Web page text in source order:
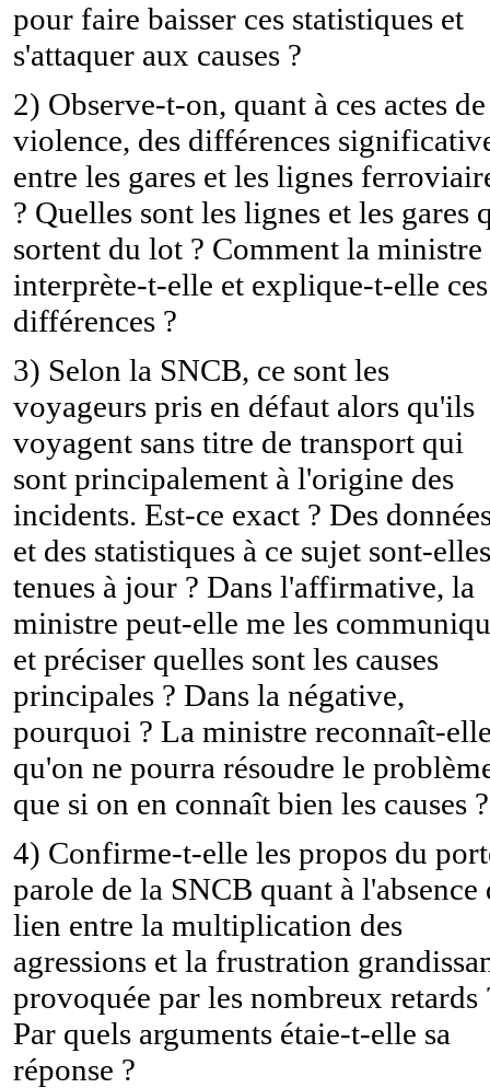
pour faire baisser ces statistiques et
s'attaquer aux causes ?
2) Observe-t-on, quant à ces actes de
violence, des différences
entre les gares et les lignes
? Quelles sont les lignes et les gares
sortent du lot ? Comment la ministre
interprète-t-elle et explique-t-elle ces
différences ?
3) Selon la SNCB, ce sont les
voyageurs pris en défaut alors qu'ils
voyagent sans titre de transport qui
sont principalement à l'origine des
incidents. Est-ce exact ? Des
et des statistiques à ce sujet sont-elles
tenues à jour ? Dans l'affirmative, la
ministre peut-elle me les
et préciser quelles sont les causes
principales ? Dans la négative,
pourquoi ? La ministre reconnaît-
qu'on ne pourra résoudre le
que si on en connaît bien les causes ?
4) Confirme-t-elle les propos du
parole de la SNCB quant à l'absence
lien entre la multiplication des
agressions et la frustration
provoquée par les nombreux retards
Par quels arguments étaie-t-elle sa
réponse ?